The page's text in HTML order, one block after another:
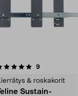
9arvostelut
& roskakorit
Sustain-